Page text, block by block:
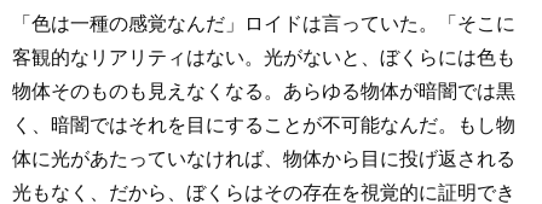
「色は一種の感覚なんだ」ロイドは言っていた。「そこに
客観的なリアリティはない。光がないと、ぼくらには色も
物体そのものも見えなくなる。あらゆる物体が暗闇では黒
く、暗闇ではそれを目にすることが不可能なんだ。もし物
体に光があたっていなければ、物体から目に投げ返される
光もなく、だから、ぼくらはその存在を視覚的に証明でき